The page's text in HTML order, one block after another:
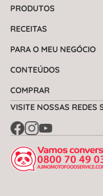
PRODUTOS
RECEITAS
PARA O MEU NEGÓCIO
CONTEÚDOS
COMPRAR
VISITE NOSSAS REDES